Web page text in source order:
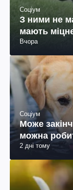
Соціум
З ними не
мають
Вчора
Соціум
Може
можна
2 дні тому